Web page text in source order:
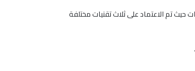
حيث تم الاعتماد على ثلاث تقنيات مختلفة